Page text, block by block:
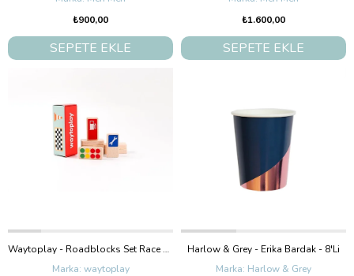
₺900,00
SEPETE EKLE
₺1.600,00
SEPETE EKLE
Waytoplay - Roadblocks Set Race Signs
waytoplay
Harlow & Grey - Erika Bardak - 8'Li
Harlow & Grey